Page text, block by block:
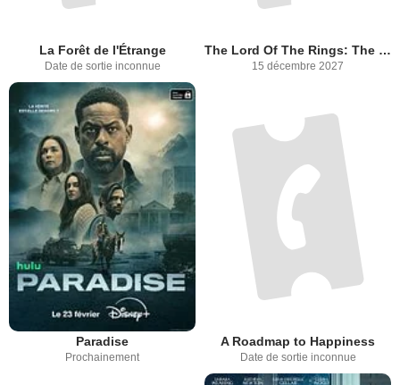
La Forêt de l'Étrange
Date de sortie inconnue
The Lord Of The Rings: The Hunt For Gollum
15 décembre 2027
Paradise
Prochainement
A Roadmap to Happiness
Date de sortie inconnue